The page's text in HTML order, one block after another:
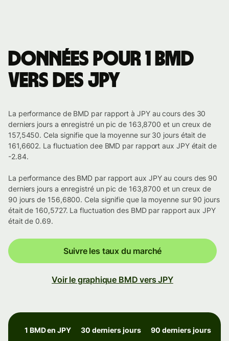
Données pour 1 BMD
vers des JPY
La performance de BMD par rapport à JPY au cours des 30
derniers jours a enregistré un pic de 163,8700 et un creux de
157,5450. Cela signifie que la moyenne sur 30 jours était de
161,6602. La fluctuation dee BMD par rapport aux JPY était de
-2.84.
La performance des BMD par rapport aux JPY au cours des 90
derniers jours a enregistré un pic de 163,8700 et un creux de
90 jours de 156,6800. Cela signifie que la moyenne sur 90 jours
était de 160,5727. La fluctuation des BMD par rapport aux JPY
était de 0.69.
Suivre les taux du marché
Voir le graphique BMD vers JPY
1 BMD en JPY 30 derniers jours 90 derniers jours